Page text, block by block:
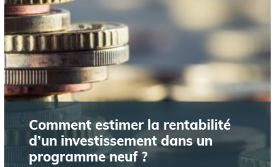
Comment estimer la rentabilité
d’un investissement dans un
programme neuf ?